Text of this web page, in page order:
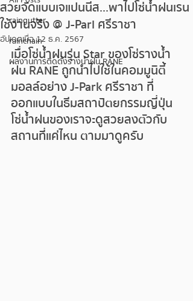
raingutter
rainchain
ผลงานการติดตั้งรางน้ำฝน RANE
สวยจัดแบบเจแปนนีส...พาไปโซ่น้ำฝนเรน
ใช้งานจริง @ J-Parl ศรีราชา
อัปเดตเมื่อ12 ธ.ค. 2567
เมื่อโซ่น้ำฝนรุ่น Star ของโซ่รางน้ำ
ฝน RANE ถูกนำไปใช้ในคอมมูนิตี้
มอลล์อย่าง J-Park ศรีราชา ที่
ออกแบบในธีมสถาปัตยกรรมญี่ปุ่น
โซ่น้ำฝนของเราจะดูสวยลงตัวกับ
สถานที่แค่ไหน ตามมาดูครับ